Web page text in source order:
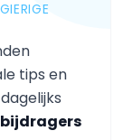
tips en